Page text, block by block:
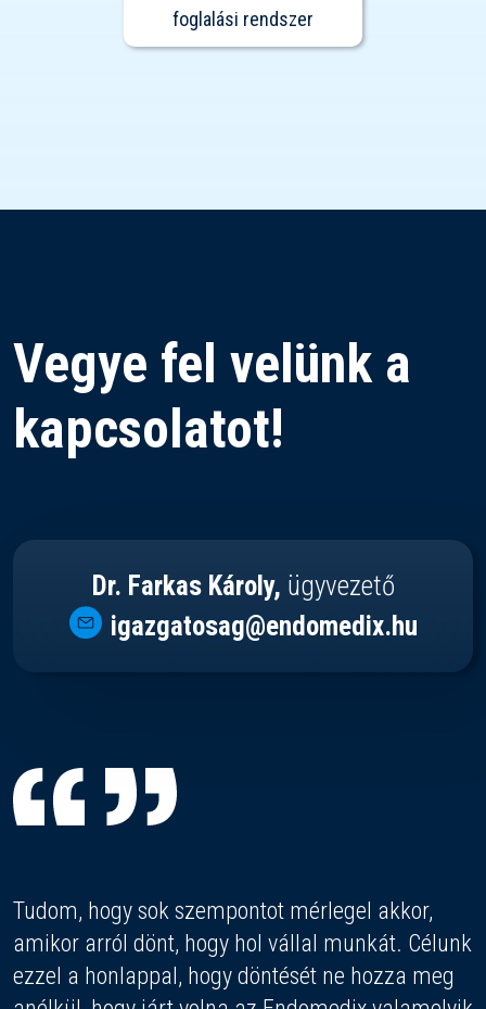
foglalási rendszer
Vegye fel velünk a
kapcsolatot!
Dr. Farkas Károly, ügyvezető
igazgatosag@endomedix.hu
Tudom, hogy sok szempontot mérlegel akkor,
amikor arról dönt, hogy hol vállal munkát. Célunk
ezzel a honlappal, hogy döntését ne hozza meg